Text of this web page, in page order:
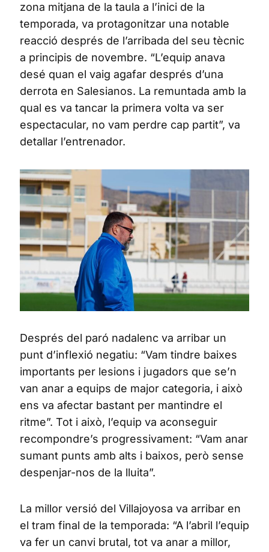
zona mitjana de la taula a l’inici de la
temporada, va protagonitzar una notable
reacció després de l’arribada del seu tècnic
a principis de novembre. “L’equip anava
desé quan el vaig agafar després d’una
derrota en Salesianos. La remuntada amb la
qual es va tancar la primera volta va ser
espectacular, no vam perdre cap partit”, va
detallar l’entrenador.
Després del paró nadalenc va arribar un
punt d’inflexió negatiu: “Vam tindre baixes
importants per lesions i jugadors que se’n
van anar a equips de major categoria, i això
ens va afectar bastant per mantindre el
ritme”. Tot i això, l’equip va aconseguir
recompondre’s progressivament: “Vam anar
sumant punts amb alts i baixos, però sense
despenjar-nos de la lluita”.
La millor versió del Villajoyosa va arribar en
el tram final de la temporada: “A l’abril l’equip
va fer un canvi brutal, tot va anar a millor,